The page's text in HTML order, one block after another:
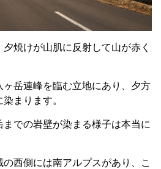
夕焼けが山肌に反射して山が赤く
ヶ岳連峰を臨む立地にあり、夕方
まります。
での岩壁が染まる様子は本当に
西側には南アルプスがあり、こ